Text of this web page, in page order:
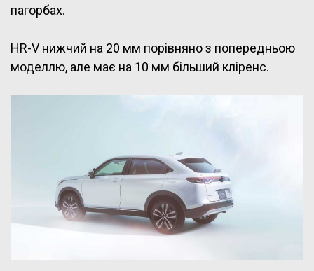
пагорбах.
HR-V нижчий на 20 мм порівняно з попередньою
моделлю, але має на 10 мм більший кліренс.